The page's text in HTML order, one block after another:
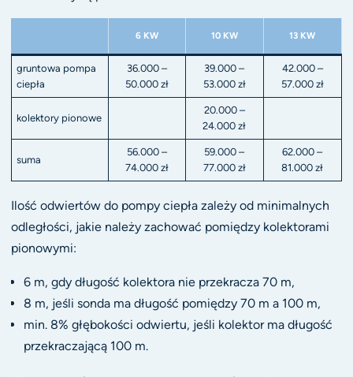
6 KW 10 KW 13 KW
gruntowa pompa
ciepła
36.000 –
50.000 zł
39.000 –
53.000 zł
42.000 –
57.000 zł
kolektory pionowe
20.000 –
24.000 zł
suma
56.000 –
74.000 zł
59.000 –
77.000 zł
62.000 –
81.000 zł
Ilość odwiertów do pompy ciepła zależy od minimalnych
odległości, jakie należy zachować pomiędzy kolektorami
pionowymi:
6 m, gdy długość kolektora nie przekracza 70 m,
8 m, jeśli sonda ma długość pomiędzy 70 m a 100 m,
min. 8% głębokości odwiertu, jeśli kolektor ma długość
przekraczającą 100 m.